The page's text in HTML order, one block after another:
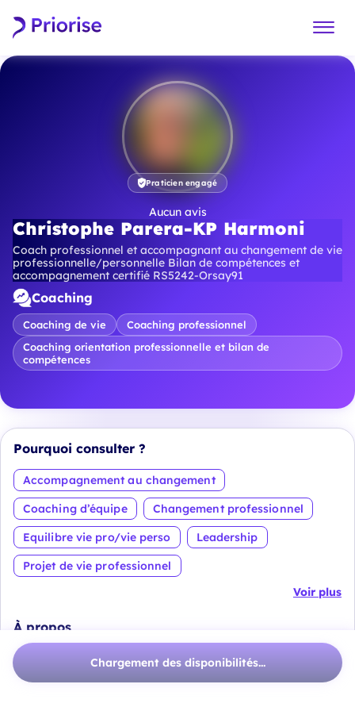
Praticien engagé
Aucun avis
Christophe Parera-KP Harmoni
Coach professionnel et accompagnant au changement de vie
professionnelle/personnelle Bilan de compétences et
accompagnement certifié RS5242-Orsay91
Coaching
Coaching de vie
Coaching professionnel
Coaching orientation professionnelle et bilan de
compétences
Pourquoi consulter ?
Accompagnement au changement
Coaching d’équipe
Changement professionnel
Equilibre vie pro/vie perso
Leadership
Projet de vie professionnel
Voir plus
À propos
Chargement des disponibilités...